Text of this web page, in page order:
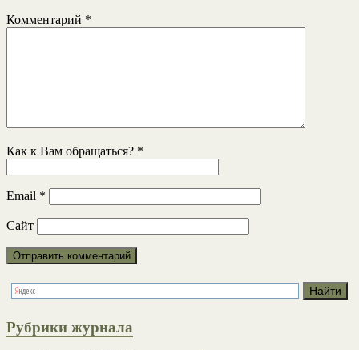
Комментарий *
Как к Вам обращаться? *
Email *
Сайт
Рубрики журнала